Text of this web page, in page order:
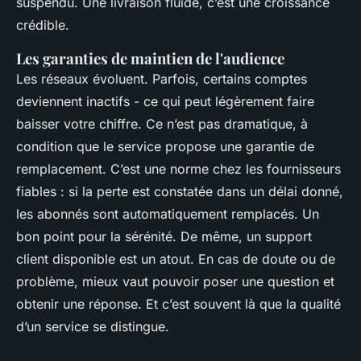
crédible.
Les garanties de maintien de l'audience
Les réseaux évoluent. Parfois, certains comptes
deviennent inactifs - ce qui peut légèrement faire
baisser votre chiffre. Ce n’est pas dramatique, à
condition que le service propose une garantie de
remplacement. C’est une norme chez les fournisseurs
fiables : si la perte est constatée dans un délai donné,
les abonnés sont automatiquement remplacés. Un
bon point pour la sérénité. De même, un support
client disponible est un atout. En cas de doute ou de
problème, mieux vaut pouvoir poser une question et
obtenir une réponse. Et c’est souvent là que la qualité
d’un service se distingue.